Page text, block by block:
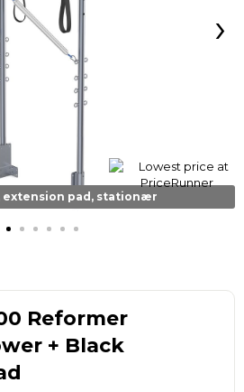
extension pad, stationær
›
Reformer
+ Black